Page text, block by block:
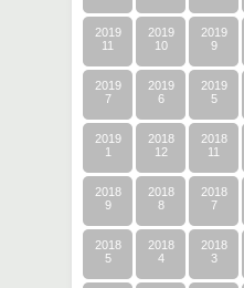
2019
11
2019
10
2019
9
2019
7
2019
6
2019
5
2019
1
2018
12
2018
11
2018
9
2018
8
2018
7
2018
5
2018
4
2018
3